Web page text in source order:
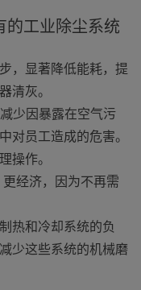
的工业除尘系统
，显著降低能耗，提
清灰。
少因暴露在空气污
对员工造成的危害。
操作。
经济，因为不再需
热和冷却系统的负
少这些系统的机械磨